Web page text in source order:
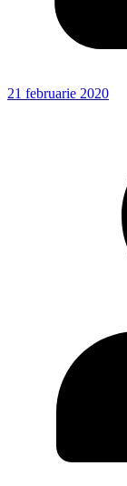
21 februarie 2020